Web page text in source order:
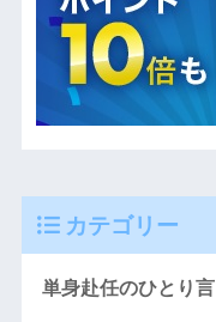
カテゴリー
単身赴任のひとり言